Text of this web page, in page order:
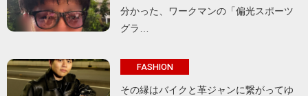
分かった、ワークマンの「偏光スポーツ
グラ…
FASHION
その縁はバイクと革ジャンに繋がってゆ